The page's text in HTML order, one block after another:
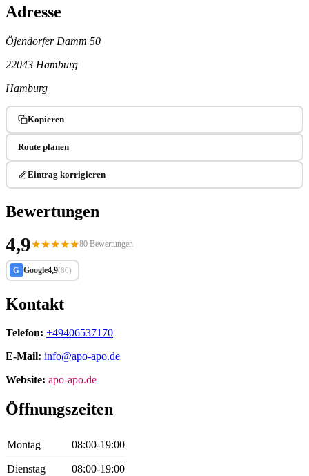
Adresse
Öjendorfer Damm 50
22043 Hamburg
Hamburg
Kopieren
Route planen
Eintrag korrigieren
Bewertungen
4,9★★★★★80 Bewertungen
G Google4,9(80)
Kontakt
Telefon: +49406537170
E-Mail: info@apo-apo.de
Website: apo-apo.de
Öffnungszeiten
Montag 08:00-19:00
Dienstag 08:00-19:00